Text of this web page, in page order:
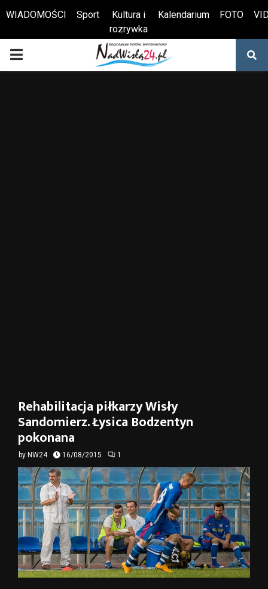
Otwórz pasek narzędzi
WIADOMOŚCI Sport
Kultura i
rozrywka
Kalendarium FOTO
PRIMARY
Rehabilitacja piłkarzy Wisły
Sandomierz. Łysica Bodzentyn
pokonana
by NW24 16/08/2015 1